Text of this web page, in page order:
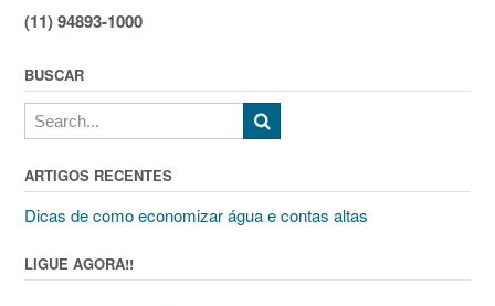
(11) 94893-1000
BUSCAR
ARTIGOS RECENTES
Dicas de como economizar água e contas altas
LIGUE AGORA!!